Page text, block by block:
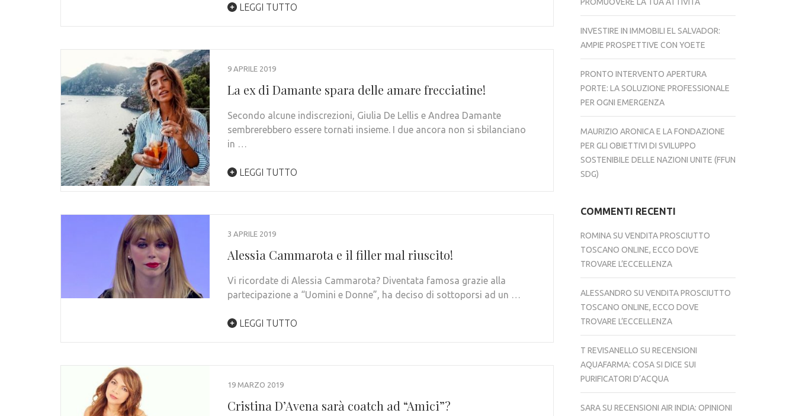
LEGGI TUTTO
9 APRILE 2019
La ex di Damante spara delle amare frecciatine!
Secondo alcune indiscrezioni, Giulia De Lellis e Andrea Damante
sembrerebbero essere tornati insieme. I due ancora non si sbilanciano
in …
LEGGI TUTTO
3 APRILE 2019
Alessia Cammarota e il filler mal riuscito!
Vi ricordate di Alessia Cammarota? Diventata famosa grazie alla
partecipazione a “Uomini e Donne”, ha deciso di sottoporsi ad un …
LEGGI TUTTO
19 MARZO 2019
Cristina D’Avena sarà coatch ad “Amici”?
INVESTIRE IN IMMOBILI EL SALVADOR:
AMPIE PROSPETTIVE CON YOETE
PRONTO INTERVENTO APERTURA
PORTE: LA SOLUZIONE PROFESSIONALE
PER OGNI EMERGENZA
MAURIZIO ARONICA E LA FONDAZIONE
PER GLI OBIETTIVI DI SVILUPPO
SOSTENIBILE DELLE NAZIONI UNITE (FFUN
SDG)
COMMENTI RECENTI
ROMINASU VENDITA PROSCIUTTO
TOSCANO ONLINE, ECCO DOVE
TROVARE L’ECCELLENZA
ALESSANDRO SU VENDITA PROSCIUTTO
TOSCANO ONLINE, ECCO DOVE
TROVARE L’ECCELLENZA
T REVISANELLO SU RECENSIONI
AQUAFARMA: COSA SI DICE SUI
PURIFICATORI D’ACQUA
SARASU RECENSIONI AIR INDIA: OPINIONI